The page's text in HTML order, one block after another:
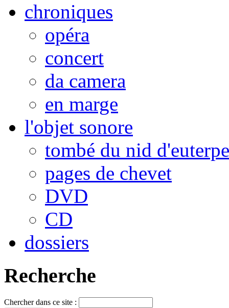
chroniques
opéra
concert
da camera
en marge
l'objet sonore
tombé du nid d'euterpe
pages de chevet
DVD
CD
dossiers
Recherche
Chercher dans ce site :